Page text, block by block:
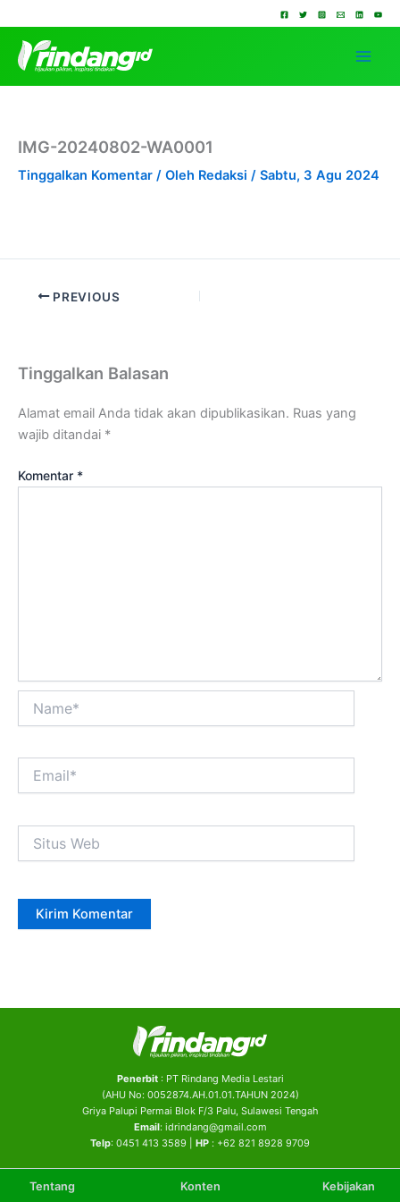
ke
konten
IMG-20240802-WA0001
Tinggalkan Komentar / Oleh Redaksi / Sabtu, 3 Agu 2024
PREVIOUS
Tinggalkan Balasan
Alamat email Anda tidak akan dipublikasikan. Ruas yang
wajib ditandai *
Komentar *
Web
Penerbit: PT Rindang Media Lestari
(AHU No: 0052874.AH.01.01.TAHUN 2024)
Griya Palupi Permai Blok F/3 Palu, Sulawesi Tengah
Email: idrindang@gmail.com
Telp: 0451 413 3589 | HP : +62 821 8928 9709
Tentang Konten Kebijakan